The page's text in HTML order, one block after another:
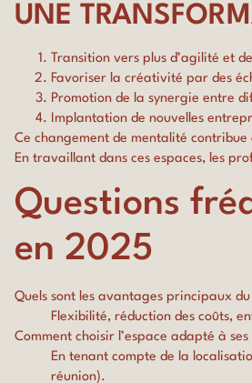
UNE
Transition vers plus d’agilité et
Favoriser la créativité par des
Promotion de la synergie entre
Implantation de nouvelles
Ce changement de mentalité
En travaillant dans ces espaces, les
Questions
en 2025
Quels sont les avantages principaux
Flexibilité, réduction des coûts,
Comment choisir l’espace adapté à ses
En tenant compte de la
réunion).